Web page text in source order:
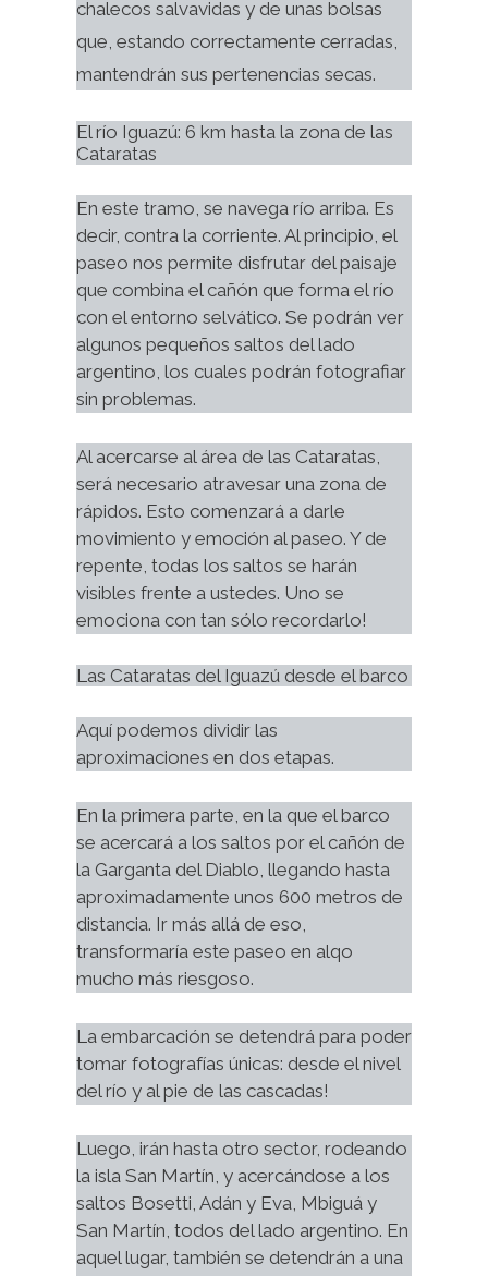
chalecos salvavidas y de unas bolsas
que, estando correctamente cerradas,
mantendrán sus pertenencias secas.
El río Iguazú: 6 km hasta la zona de las
Cataratas
En este tramo, se navega río arriba. Es
decir, contra la corriente. Al principio, el
paseo nos permite disfrutar del paisaje
que combina el cañón que forma el río
con el entorno selvático. Se podrán ver
algunos pequeños saltos del lado
argentino, los cuales podrán fotografiar
sin problemas.
Al acercarse al área de las Cataratas,
será necesario atravesar una zona de
rápidos. Esto comenzará a darle
movimiento y emoción al paseo. Y de
repente, todas los saltos se harán
visibles frente a ustedes. Uno se
emociona con tan sólo recordarlo!
Las Cataratas del Iguazú desde el barco
Aquí podemos dividir las
aproximaciones en dos etapas.
En la primera parte, en la que el barco
se acercará a los saltos por el cañón de
la Garganta del Diablo, llegando hasta
aproximadamente unos 600 metros de
distancia. Ir más allá de eso,
transformaría este paseo en alqo
mucho más riesgoso.
La embarcación se detendrá para poder
tomar fotografías únicas: desde el nivel
del río y al pie de las cascadas!
Luego, irán hasta otro sector, rodeando
la isla San Martín, y acercándose a los
saltos Bosetti, Adán y Eva, Mbiguá y
San Martín, todos del lado argentino. En
aquel lugar, también se detendrán a una